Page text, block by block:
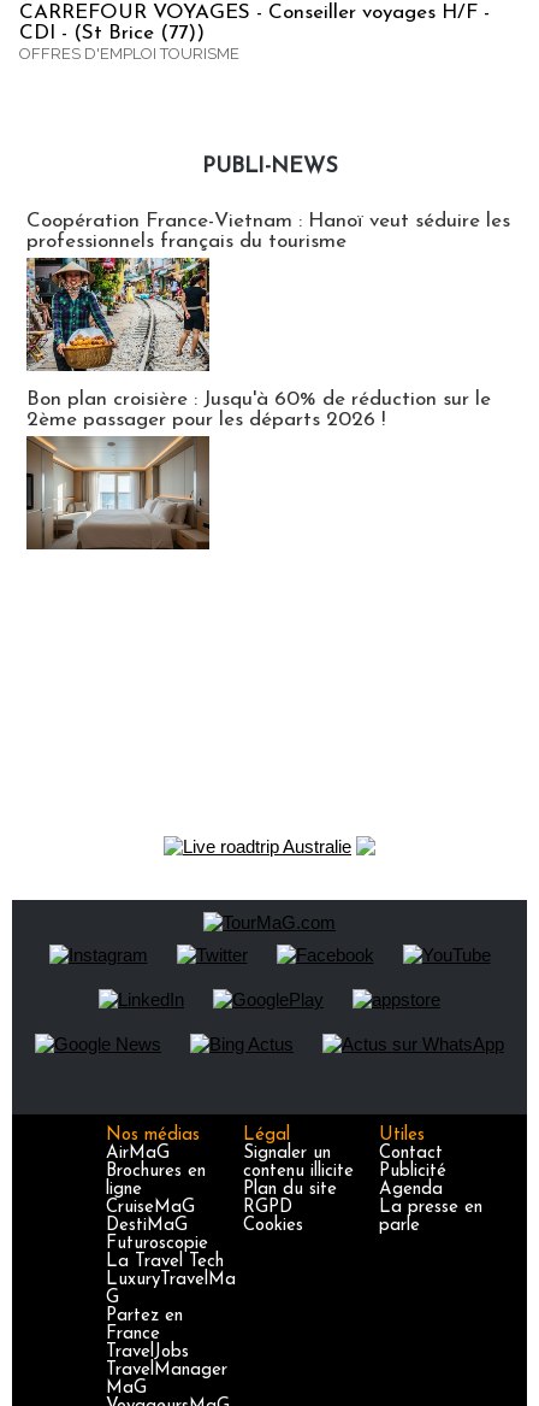
CARREFOUR VOYAGES - Conseiller voyages H/F -
CDI - (St Brice (77))
OFFRES D'EMPLOI TOURISME
PUBLI-NEWS
Coopération France-Vietnam : Hanoï veut séduire les
professionnels français du tourisme
Bon plan croisière : Jusqu'à 60% de réduction sur le
2ème passager pour les départs 2026 !
Nos médias
AirMaG
Brochures en
ligne
CruiseMaG
DestiMaG
Futuroscopie
La Travel Tech
LuxuryTravelMa
G
Partez en
France
TravelJobs
TravelManager
MaG
Légal
Signaler un
contenu illicite
Plan du site
RGPD
Cookies
Utiles
Contact
Publicité
Agenda
La presse en
parle